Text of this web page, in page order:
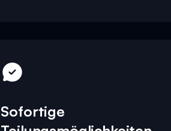
Sofortige